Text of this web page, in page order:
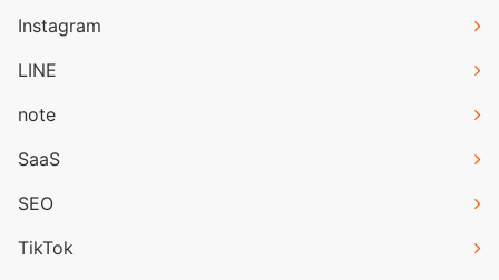
Instagram
LINE
note
SaaS
SEO
TikTok